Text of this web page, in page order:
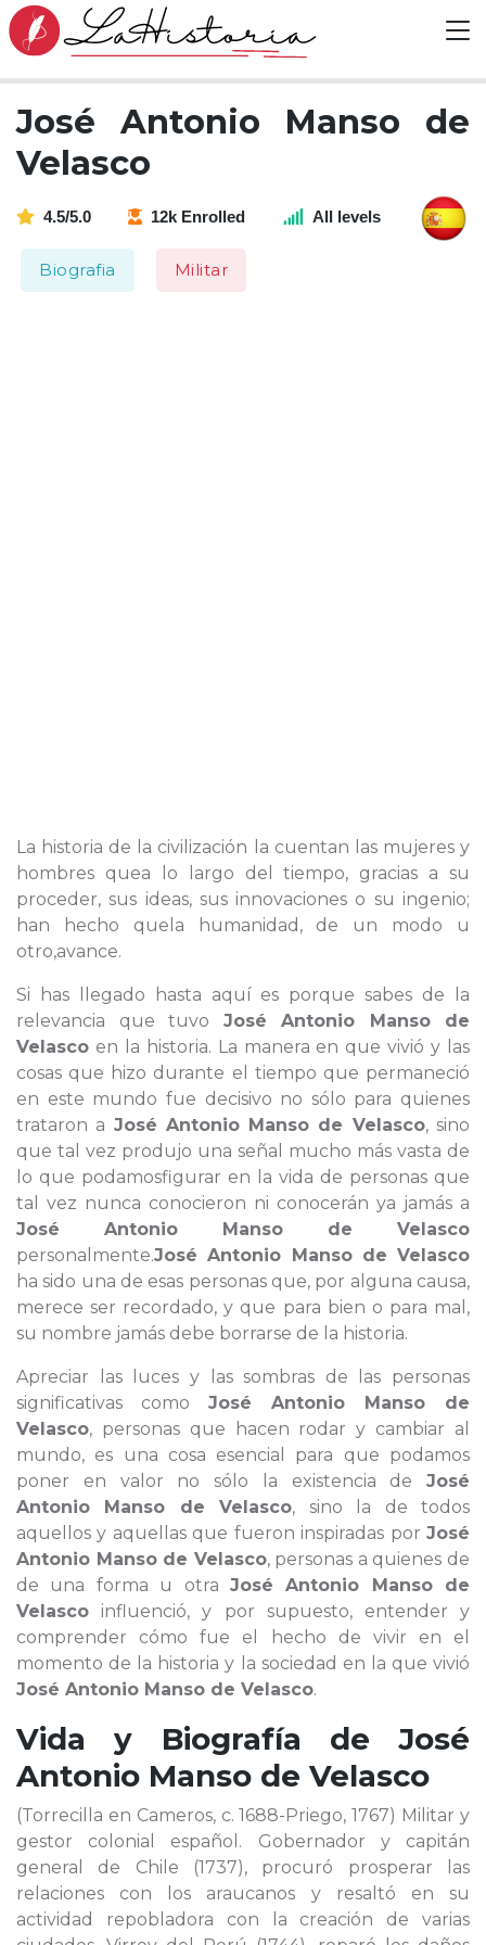
José Antonio Manso de
Velasco
4.5/5.0 12k Enrolled All levels
Biografia Militar
La historia de la civilización la cuentan las mujeres y
hombres quea lo largo del tiempo, gracias a su
proceder, sus ideas, sus innovaciones o su ingenio;
han hecho quela humanidad, de un modo u
otro,avance.
Si has llegado hasta aquí es porque sabes de la
relevancia que tuvo José Antonio Manso de
Velasco en la historia. La manera en que vivió y las
cosas que hizo durante el tiempo que permaneció
en este mundo fue decisivo no sólo para quienes
trataron a José Antonio Manso de Velasco, sino
que tal vez produjo una señal mucho más vasta de
lo que podamosfigurar en la vida de personas que
tal vez nunca conocieron ni conocerán ya jamás a
José Antonio Manso de Velasco
personalmente.José Antonio Manso de Velasco
ha sido una de esas personas que, por alguna causa,
merece ser recordado, y que para bien o para mal,
su nombre jamás debe borrarse de la historia.
Apreciar las luces y las sombras de las personas
significativas como José Antonio Manso de
Velasco, personas que hacen rodar y cambiar al
mundo, es una cosa esencial para que podamos
poner en valor no sólo la existencia de José
Antonio Manso de Velasco, sino la de todos
aquellos y aquellas que fueron inspiradas por José
Antonio Manso de Velasco, personas a quienes de
de una forma u otra José Antonio Manso de
Velasco influenció, y por supuesto, entender y
comprender cómo fue el hecho de vivir en el
momento de la historia y la sociedad en la que vivió
José Antonio Manso de Velasco.
Vida y Biografía de José
Antonio Manso de Velasco
(Torrecilla en Cameros, c. 1688-Priego, 1767) Militar y
gestor colonial español. Gobernador y capitán
general de Chile (1737), procuró prosperar las
relaciones con los araucanos y resaltó en su
actividad repobladora con la creación de varias